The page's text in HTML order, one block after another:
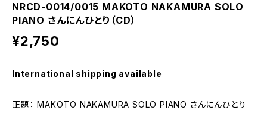
NRCD-0014/0015 MAKOTO NAKAMURA SOLO
PIANO さんにんひとり（CD）
¥2,750
International shipping available
正題： MAKOTO NAKAMURA SOLO PIANO さんにんひとり